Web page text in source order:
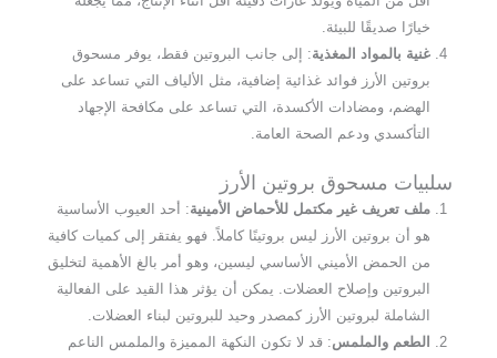
خيارًا صديقًا للبيئة.
غنية بالمواد المغذية: إلى جانب البروتين فقط، يوفر مسحوق
بروتين الأرز فوائد غذائية إضافية، مثل الألياف التي تساعد على
الهضم، ومضادات الأكسدة، التي تساعد على مكافحة الإجهاد
التأكسدي ودعم الصحة العامة.
سلبيات مسحوق بروتين الأرز
ملف تعريف غير مكتمل للأحماض الأمينية: أحد العيوب الأساسية
هو أن بروتين الأرز ليس بروتينًا كاملاً. فهو يفتقر إلى كميات كافية
من الحمض الأميني الأساسي ليسين، وهو أمر بالغ الأهمية لتخليق
البروتين وإصلاح العضلات. يمكن أن يؤثر هذا القيد على الفعالية
الشاملة لبروتين الأرز كمصدر وحيد للبروتين لبناء العضلات.
الطعم والملمس: قد لا تكون النكهة المميزة والملمس الناعم